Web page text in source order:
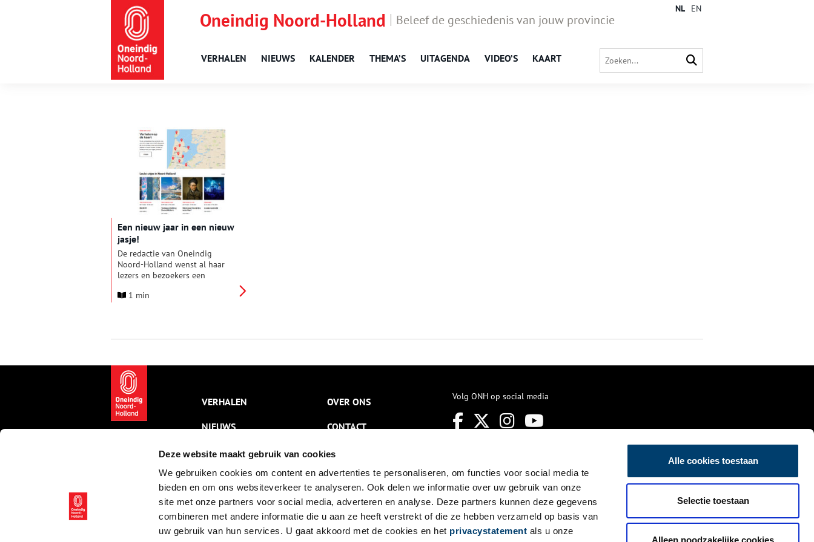
Deze website maakt gebruik van cookies
We gebruiken cookies om content en advertenties te personaliseren, om functies voor social media te
bieden en om ons websiteverkeer te analyseren. Ook delen we informatie over uw gebruik van onze
site met onze partners voor social media, adverteren en analyse. Deze partners kunnen deze gegevens
combineren met andere informatie die u aan ze heeft verstrekt of die ze hebben verzameld op basis van
uw gebruik van hun services. U gaat akkoord met de cookies en het privacystatement als u onze
Alle cookies toestaan
Selectie toestaan
Alleen noodzakelijke cookies
Oneindig Noord-Holland Beleef de geschiedenis van jouw provincie
VERHALEN NIEUWS KALENDER THEMA’S UITAGENDA VIDEO’S KAART
NL EN
Een nieuw jaar in een nieuw
jasje!
De redactie van Oneindig
Noord-Holland wenst al haar
lezers en bezoekers een
beginnen we met een vliegende
hard gewerkt om een frisse en
Benieuwd geworden? Neem dan
snel een kijkje!
1 min
VERHALEN
NIEUWS
KALENDER
THEMA’S
ACTIVITEITEN
VIDEO’S
OVER ONS
CONTACT
NIEUWSBRIEF
DISCLAIMER
PRIVACY
TOEGANKELIJKHEID
Volg ONH op social media